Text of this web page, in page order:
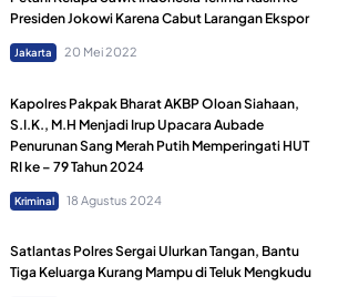
Presiden Jokowi Karena Cabut Larangan Ekspor
Jakarta 20 Mei 2022
Kapolres Pakpak Bharat AKBP Oloan Siahaan,
S.I.K., M.H Menjadi Irup Upacara Aubade
Penurunan Sang Merah Putih Memperingati HUT
RI ke – 79 Tahun 2024
Kriminal 18 Agustus 2024
Satlantas Polres Sergai Ulurkan Tangan, Bantu
Tiga Keluarga Kurang Mampu di Teluk Mengkudu